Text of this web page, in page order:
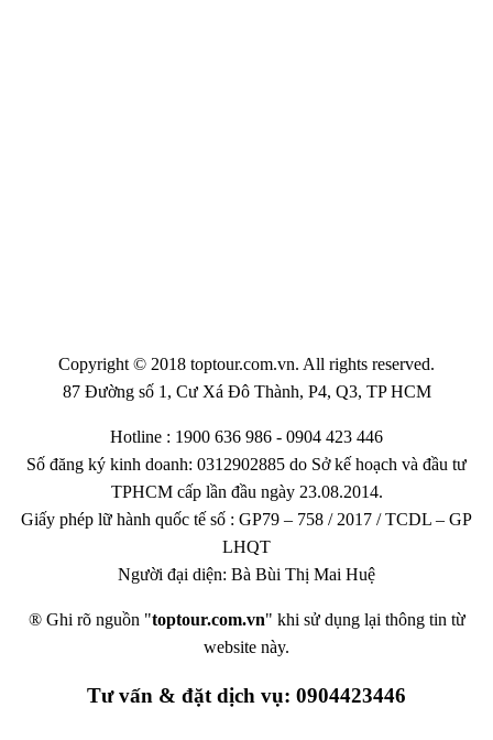
Copyright © 2018 toptour.com.vn. All rights reserved.
87 Đường số 1, Cư Xá Đô Thành, P4, Q3, TP HCM
Hotline : 1900 636 986 - 0904 423 446
Số đăng ký kinh doanh: 0312902885 do Sở kế hoạch và đầu tư
TPHCM cấp lần đầu ngày 23.08.2014.
Giấy phép lữ hành quốc tế số : GP79 – 758 / 2017 / TCDL – GP
LHQT
Người đại diện: Bà Bùi Thị Mai Huệ
® Ghi rõ nguồn "toptour.com.vn" khi sử dụng lại thông tin từ
website này.
Tư vấn & đặt dịch vụ: 0904423446